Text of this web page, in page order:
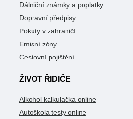
Dálniční známky a poplatky
Dopravní předpisy
Pokuty v zahraničí
Emisní zóny
Cestovní pojištění
ŽIVOT ŘIDIČE
Alkohol kalkulačka online
Autoškola testy online